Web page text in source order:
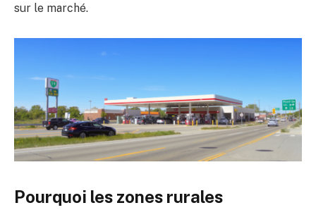
sur le marché.
Pourquoi les zones rurales